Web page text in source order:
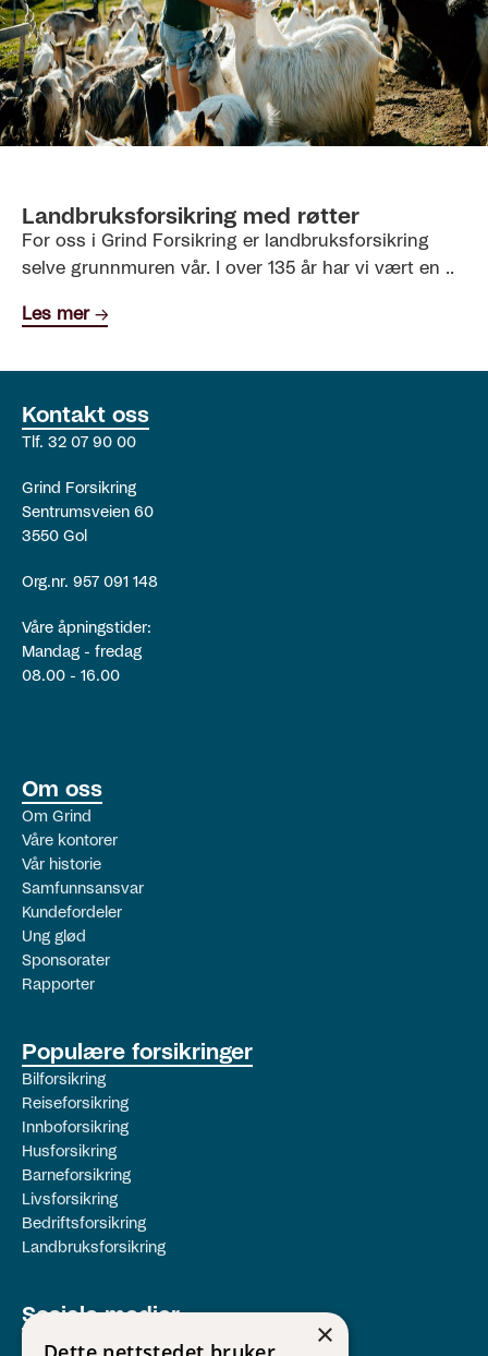
Landbruksforsikring med røtter
For oss i Grind Forsikring er landbruksforsikring
selve grunnmuren vår. I over 135 år har vi vært en ..
Les mer
Kontakt oss
Tlf. 32 07 90 00
Grind Forsikring
Sentrumsveien 60
3550 Gol
Org.nr. 957 091 148
Våre åpningstider:
Mandag - fredag
08.00 - 16.00
Om oss
Om Grind
Våre kontorer
Vår historie
Samfunnsansvar
Kundefordeler
Ung glød
Sponsorater
Rapporter
Populære forsikringer
Bilforsikring
Reiseforsikring
Innboforsikring
Husforsikring
Barneforsikring
Livsforsikring
Bedriftsforsikring
Landbruksforsikring
Sosiale medier
Facebook ×